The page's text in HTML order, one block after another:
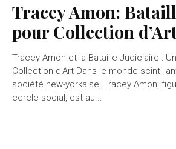
Tracey Amon:
pour Collection
Tracey Amon et la Bataille Judiciaire :
Collection d'Art Dans le monde scintillant de la haute
société new-yorkaise, Tracey Amon,
cercle social, est au...